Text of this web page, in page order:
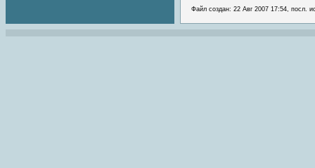
Файл создан: 22 Авг 2007 17:54, посл.